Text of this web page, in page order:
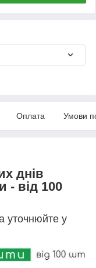
Оплата Умови
днів
- від 100
уточнюйте у